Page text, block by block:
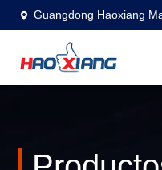
Guangdong Haoxiang